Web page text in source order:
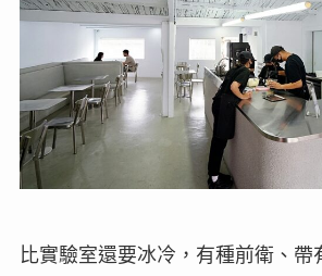
比實驗室還要冰冷，有種前衛、帶